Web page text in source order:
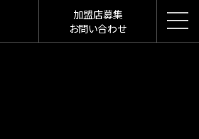
加盟店募集
お問い合わせ